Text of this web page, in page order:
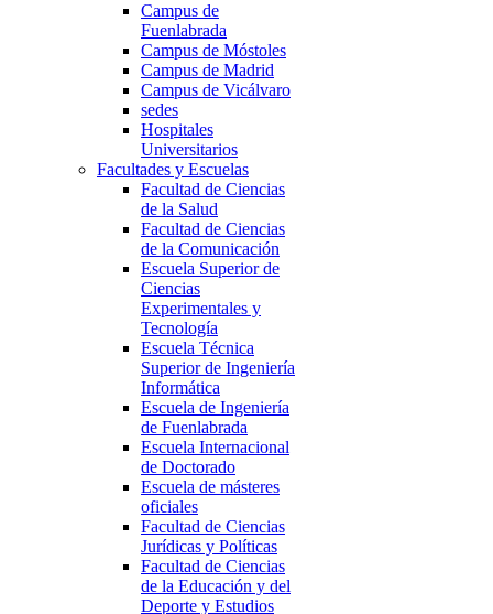
Campus de
Fuenlabrada
Campus de Móstoles
Campus de Madrid
Campus de Vicálvaro
sedes
Hospitales
Universitarios
Facultades y Escuelas
Facultad de Ciencias
de la Salud
Facultad de Ciencias
de la Comunicación
Escuela Superior de
Ciencias
Experimentales y
Tecnología
Escuela Técnica
Superior de Ingeniería
Informática
Escuela de Ingeniería
de Fuenlabrada
Escuela Internacional
de Doctorado
Escuela de másteres
oficiales
Facultad de Ciencias
Jurídicas y Políticas
Facultad de Ciencias
de la Educación y del
Deporte y Estudios